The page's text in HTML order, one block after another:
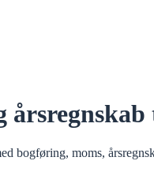
bogføring, moms,